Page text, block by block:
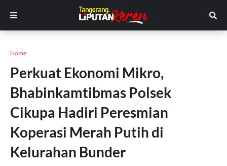
Home
Perkuat Ekonomi Mikro,
Bhabinkamtibmas Polsek
Cikupa Hadiri Peresmian
Koperasi Merah Putih di
Kelurahan Bunder